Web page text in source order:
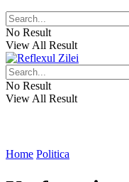
No Result
View All Result
No Result
View All Result
Home Politica